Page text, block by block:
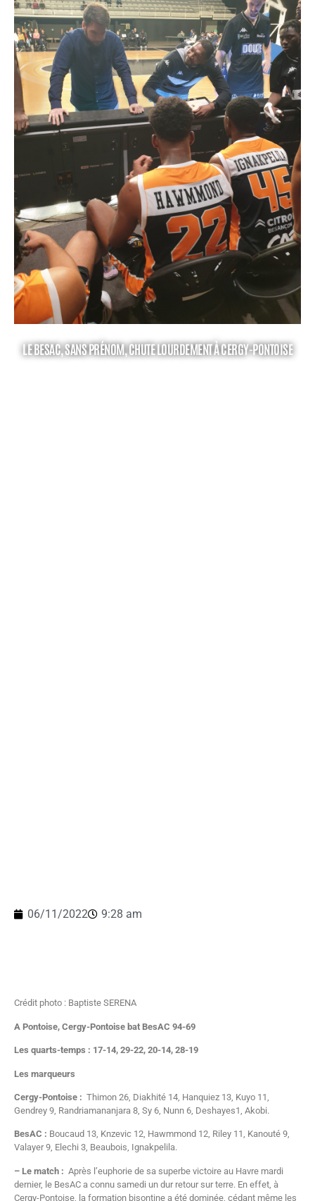
LE BESAC, SANS PRÉNOM, CHUTE LOURDEMENT À CERGY-PONTOISE
06/11/2022 9:28 am
Crédit photo : Baptiste SERENA
A Pontoise, Cergy-Pontoise bat BesAC 94-69
Les quarts-temps : 17-14, 29-22, 20-14, 28-19
Les marqueurs
Cergy-Pontoise : Thimon 26, Diakhité 14, Hanquiez 13, Kuyo 11,
Gendrey 9, Randriamananjara 8, Sy 6, Nunn 6, Deshayes1, Akobi.
BesAC : Boucaud 13, Knzevic 12, Hawmmond 12, Riley 11, Kanouté 9,
Valayer 9, Elechi 3, Beaubois, Ignakpelila.
– Le match : Après l’euphorie de sa superbe victoire au Havre mardi
dernier, le BesAC a connu samedi un dur retour sur terre. En effet, à
Cergy-Pontoise, la formation bisontine a été dominée, cédant même les